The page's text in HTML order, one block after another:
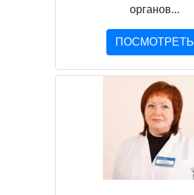
органов...
ПОСМОТРЕТЬ